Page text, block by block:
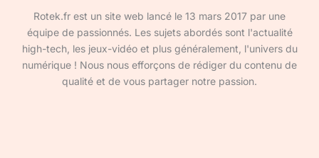
Rotek.fr est un site web lancé le 13 mars 2017 par une
équipe de passionnés. Les sujets abordés sont l'actualité
high-tech, les jeux-vidéo et plus généralement, l'univers du
numérique ! Nous nous efforçons de rédiger du contenu de
qualité et de vous partager notre passion.